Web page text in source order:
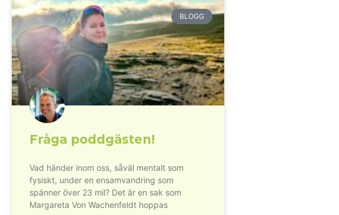
BLOGG
Fråga poddgästen!
Vad händer inom oss, såväl mentalt som
fysiskt, under en ensamvandring som
spänner över 23 mil? Det är en sak som
Margareta Von Wachenfeldt hoppas